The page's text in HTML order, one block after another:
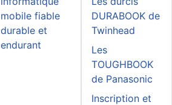
mobile fiable
durable et
endurant
DURABOOK de
Twinhead
Les
TOUGHBOOK
de Panasonic
Inscription et